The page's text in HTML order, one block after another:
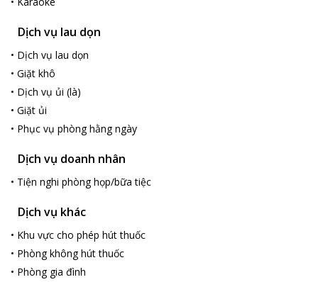
Dịch vụ lau dọn
• Dịch vụ lau dọn
• Giặt khô
• Dịch vụ ủi (là)
• Giặt ủi
• Phục vụ phòng hằng ngày
Dịch vụ doanh nhân
• Tiện nghi phòng họp/bữa tiệc
Dịch vụ khác
• Khu vực cho phép hút thuốc
• Phòng không hút thuốc
• Phòng gia đình